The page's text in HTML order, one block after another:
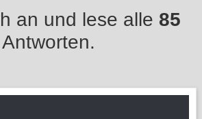
an und lese alle 85
Antworten.